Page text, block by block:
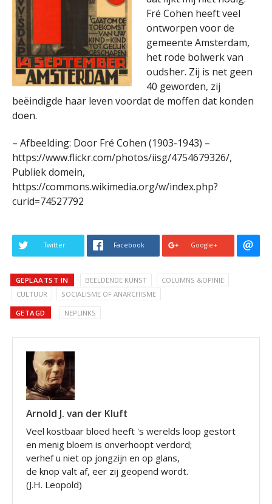
Fré Cohen heeft veel
ontworpen voor de
gemeente Amsterdam,
het rode bolwerk van
oudsher. Zij is net geen
40 geworden, zij
beëindigde haar leven voordat de moffen dat konden
doen.
– Afbeelding: Door Fré Cohen (1903-1943) –
https://www.flickr.com/photos/iisg/4754679326/,
Publiek domein,
https://commons.wikimedia.org/w/index.php?
curid=74527792
Twitter Facebook Google+
GEPLAATST IN BEELDENDE KUNST
COLUMNS &OPINIE
CULTUUR
SOCIALISME OF ANARCHISME
GETAGD NEPLINKS
Arnold J. van der Kluft
Veel kostbaar bloed heeft 's werelds loop gestort
en menig bloem is onverhoopt verdord;
verhef u niet op jongzijn en op glans,
de knop valt af, eer zij geopend wordt.
(J.H. Leopold)